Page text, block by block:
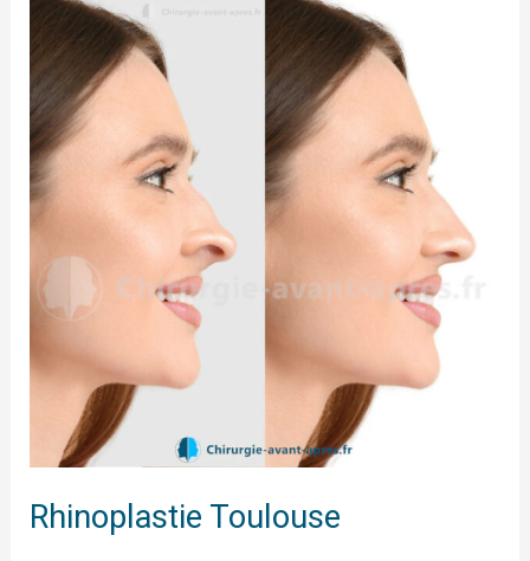
Rhinoplastie Toulouse
Rhinoplastie
Toulouse